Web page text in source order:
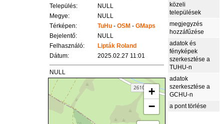
Település:
NULL
Megye:
NULL
Térképen:
TuHu -OSM -GMaps
Bejelentő:
NULL
Felhasználó:
Lipták Roland
Dátum:
2025.02.27 11:01
NULL
+
−
közeli
települések
megjegyzés
hozzáfűzése
adatok és
fényképek
szerkesztése a
TUHU-n
adatok
szerkesztése a
GCHU-n
a pont törlése